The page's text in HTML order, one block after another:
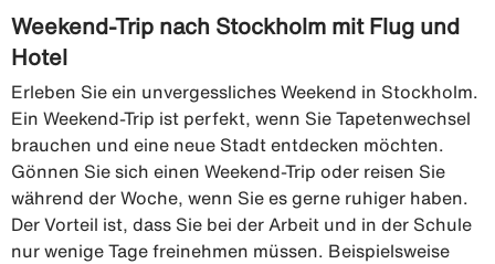
Weekend-Trip nach Stockholm mit Flug und
Hotel
Erleben Sie ein unvergessliches Weekend in Stockholm.
Ein Weekend-Trip ist perfekt, wenn Sie Tapetenwechsel
brauchen und eine neue Stadt entdecken möchten.
Gönnen Sie sich einen Weekend-Trip oder reisen Sie
während der Woche, wenn Sie es gerne ruhiger haben.
Der Vorteil ist, dass Sie bei der Arbeit und in der Schule
nur wenige Tage freinehmen müssen. Beispielsweise